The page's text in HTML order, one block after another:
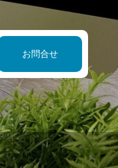
お問合せ
消火器の種類